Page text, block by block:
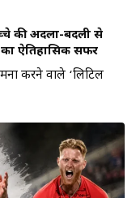
की अदला-बदली से
ऐतिहासिक सफर
करने वाले ‘लिटिल